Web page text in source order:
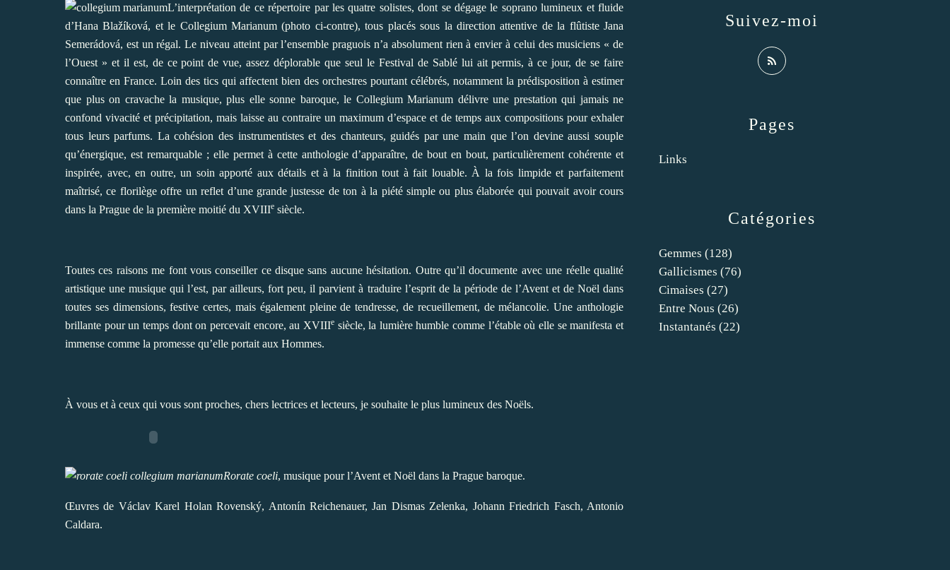
L’interprétation de ce répertoire par les quatre solistes, dont se dégage le soprano lumineux et fluide
d’Hana Blažíková, et le Collegium Marianum (photo ci-contre), tous placés sous la direction attentive de la flûtiste Jana
Semerádová, est un régal. Le niveau atteint par l’ensemble praguois n’a absolument rien à envier à celui des musiciens « de
l’Ouest » et il est, de ce point de vue, assez déplorable que seul le Festival de Sablé lui ait permis, à ce jour, de se faire
connaître en France. Loin des tics qui affectent bien des orchestres pourtant célébrés, notamment la prédisposition à estimer
que plus on cravache la musique, plus elle sonne baroque, le Collegium Marianum délivre une prestation qui jamais ne
confond vivacité et précipitation, mais laisse au contraire un maximum d’espace et de temps aux compositions pour exhaler
tous leurs parfums. La cohésion des instrumentistes et des chanteurs, guidés par une main que l’on devine aussi souple
qu’énergique, est remarquable ; elle permet à cette anthologie d’apparaître, de bout en bout, particulièrement cohérente et
inspirée, avec, en outre, un soin apporté aux détails et à la finition tout à fait louable. À la fois limpide et parfaitement
maîtrisé, ce florilège offre un reflet d’une grande justesse de ton à la piété simple ou plus élaborée qui pouvait avoir cours
dans la Prague de la première moitié du XVIIIe siècle.
Toutes ces raisons me font vous conseiller ce disque sans aucune hésitation. Outre qu’il documente avec une réelle qualité
artistique une musique qui l’est, par ailleurs, fort peu, il parvient à traduire l’esprit de la période de l’Avent et de Noël dans
toutes ses dimensions, festive certes, mais également pleine de tendresse, de recueillement, de mélancolie. Une anthologie
brillante pour un temps dont on percevait encore, au XVIIIesiècle, la lumière humble comme l’étable où elle se manifesta et
immense comme la promesse qu’elle portait aux Hommes.
À vous et à ceux qui vous sont proches, chers lectrices et lecteurs, je souhaite le plus lumineux des Noëls.
Rorate coeli, musique pour l’Avent et Noël dans la Prague baroque.
Œuvres de Václav Karel Holan Rovenský, Antonín Reichenauer, Jan Dismas Zelenka, Johann Friedrich Fasch, Antonio
Caldara.
Catégories
Gemmes (128)
Gallicismes (76)
Cimaises (27)
Entre Nous (26)
Instantanés (22)
Pages
Links
Suivez-moi